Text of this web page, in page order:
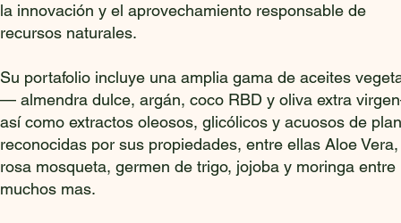
la innovación y el aprovechamiento responsable de
recursos naturales.
Su portafolio incluye una amplia gama de aceites
— almendra dulce, argán, coco RBD y oliva extra
así como extractos oleosos, glicólicos y acuosos de
reconocidas por sus propiedades, entre ellas Aloe Vera,
rosa mosqueta, germen de trigo, jojoba y moringa entre
muchos mas.